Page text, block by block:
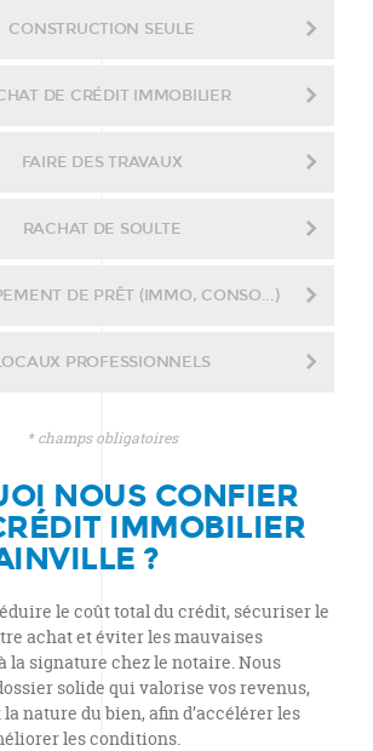
CONSTRUCTION SEULE
DE CRÉDIT IMMOBILIER
FAIRE DES TRAVAUX
RACHAT DE SOULTE
DE PRÊT (IMMO, CONSO...)
PROFESSIONNELS
* champs obligatoires
NOUS CONFIER
IMMOBILIER
?
le coût total du crédit, sécuriser le
achat et éviter les mauvaises
la signature chez le notaire. Nous
solide qui valorise vos revenus,
nature du bien, afin d’accélérer les
les conditions.